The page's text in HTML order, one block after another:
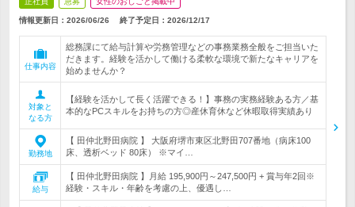
情報更新日：2026/06/26 終了予定日： 2026/12/17
仕事内容
総務課にて給与計算や労務管理などの事務業務全般をご担当いた
だきます。経験を活かして働ける柔軟な環境で新たなキャリアを
始めませんか？
対象と
なる方
【経験を活かして長く活躍できる！】事務の実務経験ある方／基
本的なPCスキルをお持ちの方◎産休育休など休暇取得実績あり
勤務地
【 田仲北野田病院 】 大阪府堺市東区北野田707番地（病床100
床、透析ベッド 80床） ※マイ…
給与
【 田仲北野田病院 】月給 195,900円～247,500円 + 賞与年2回※
経験・スキル・年齢を考慮の上、優遇し…